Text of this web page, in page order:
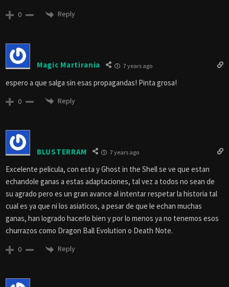
0 Reply
Magic Martirania 7 years ago
espero a que salga sin esas propagandas! Pinta grosa!
0 Reply
BLUSTERRAM 7 years ago
Excelente pelicula, con esta y Ghost in the Shell se ve que estan
echandole ganas a estas adaptaciones, tal vez a todos no sean de
su agrado pero es un gran avance al intentar respetar la historia tal
cual es ya que ni los asiaticos, a pesar de que le echan muchas
ganas, han logrado hacerlo bien y por lo menos ya no tenemos esos
churrazos como Dragon Ball Evolution o Death Note.
0 Reply